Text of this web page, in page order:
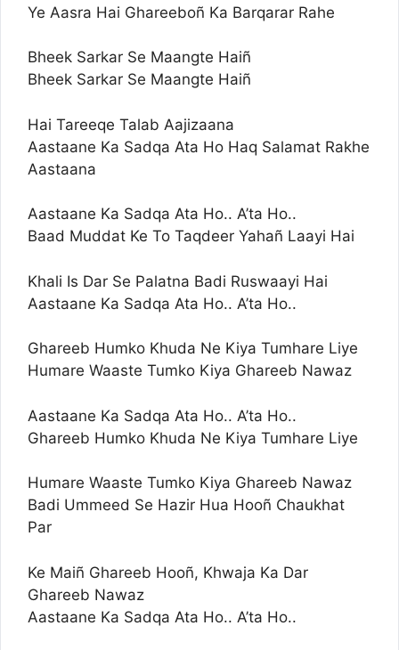
Ye Aasra Hai Ghareeboñ Ka Barqarar Rahe
Bheek Sarkar Se Maangte Haiñ
Bheek Sarkar Se Maangte Haiñ
Hai Tareeqe Talab Aajizaana
Aastaane Ka Sadqa Ata Ho Haq Salamat Rakhe
Aastaana
Aastaane Ka Sadqa Ata Ho.. A’ta Ho..
Baad Muddat Ke To Taqdeer Yahañ Laayi Hai
Khali Is Dar Se Palatna Badi Ruswaayi Hai
Aastaane Ka Sadqa Ata Ho.. A’ta Ho..
Ghareeb Humko Khuda Ne Kiya Tumhare Liye
Humare Waaste Tumko Kiya Ghareeb Nawaz
Aastaane Ka Sadqa Ata Ho.. A’ta Ho..
Ghareeb Humko Khuda Ne Kiya Tumhare Liye
Humare Waaste Tumko Kiya Ghareeb Nawaz
Badi Ummeed Se Hazir Hua Hooñ Chaukhat
Par
Ke Maiñ Ghareeb Hooñ, Khwaja Ka Dar
Ghareeb Nawaz
Aastaane Ka Sadqa Ata Ho.. A’ta Ho..